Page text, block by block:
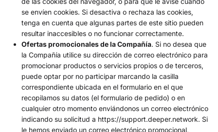
se envíen cookies. Si desactiva o rechaza las cookies,
tenga en cuenta que algunas partes de este sitio pueden
resultar inaccesibles o no funcionar correctamente.
Ofertas promocionales de la Compañía. Si no desea que
la Compañía utilice su dirección de correo electrónico para
promocionar productos o servicios propios o de terceros,
puede optar por no participar marcando la casilla
correspondiente ubicada en el formulario en el que
recopilamos su datos (el formulario de pedido) o en
cualquier otro momento enviándonos un correo electrónico
indicando su solicitud a https://support.deeper.network. Si
le hemos enviado un correo electrónico promocional,